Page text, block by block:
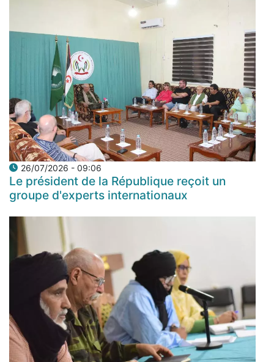
26/07/2026 - 09:06
Le président de la République reçoit un
groupe d'experts internationaux